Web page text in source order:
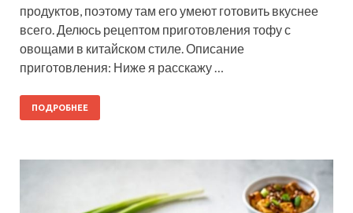
продуктов, поэтому там его умеют готовить вкуснее
всего. Делюсь рецептом приготовления тофу с
овощами в китайском стиле. Описание
приготовления: Ниже я расскажу …
ПОДРОБНЕЕ